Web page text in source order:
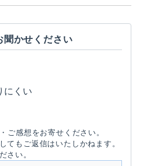
聞かせください
にくい
ご感想をお寄せください。
てもご返信はいたしかねます。
さい。